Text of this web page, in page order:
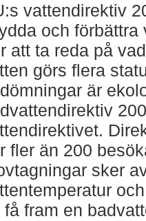
vattendirektiv
och
att ta reda på
görs flera
är
fler än 200
sker
få fram en